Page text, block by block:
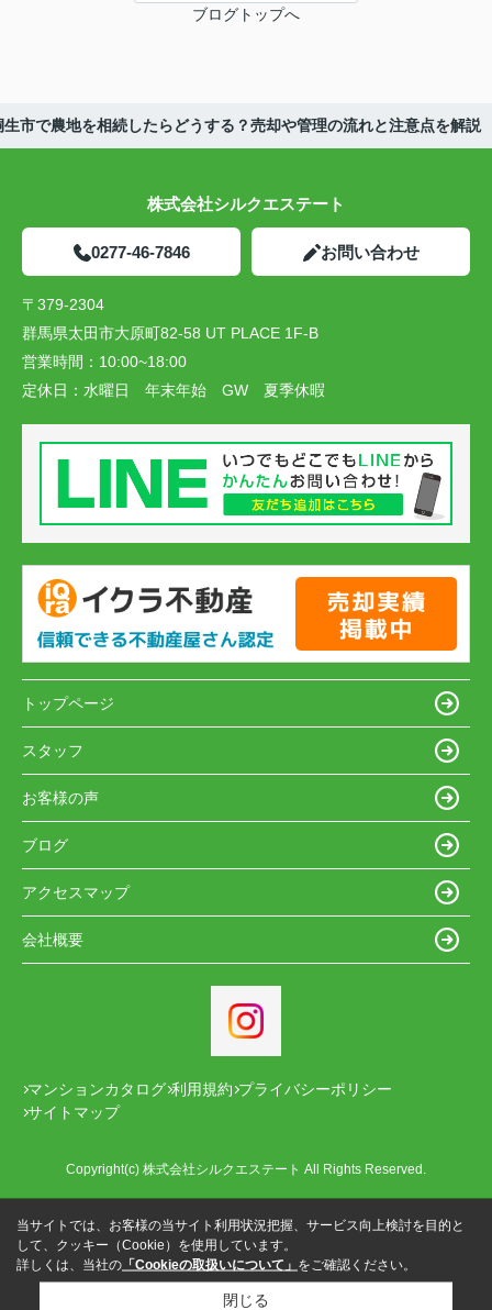
ブログトップへ
生市で農地を相続したらどうする？売却や管理の流れと注意点を解説
株式会社シルクエステート
0277-46-7846 お問い合わせ
〒379-2304
群馬県太田市大原町82-58 UT PLACE 1F-B
営業時間： 10:00~18:00
定休日： 水曜日 年末年始 GW 夏季休暇
トップページ
スタッフ
お客様の声
ブログ
アクセスマップ
会社概要
マンションカタログ 利用規約 プライバシーポリシー
サイトマップ
Copyright(c) 株式会社シルクエステート All Rights Reserved.
当サイトでは、お客様の当サイト利用状況把握、サービス向上検討を目的と
して、クッキー（Cookie）を使用しています。
詳しくは、当社の 「Cookieの取扱いについて」 をご確認ください。
閉じる